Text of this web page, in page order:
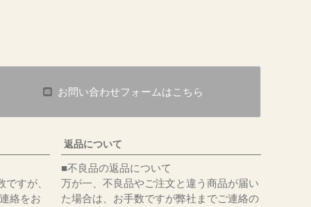
お問い合わせフォームはこちら
すが、
絡をお
返品について
■不良品の返品について
万が一、不良品やご注文と違う商品が届い
た場合は、お手数ですが弊社までご連絡の